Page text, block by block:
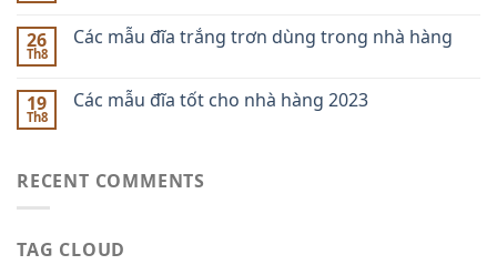
26
Th8
Các mẫu đĩa trắng trơn dùng trong nhà hàng
19
Th8
Các mẫu đĩa tốt cho nhà hàng 2023
RECENT COMMENTS
TAG CLOUD